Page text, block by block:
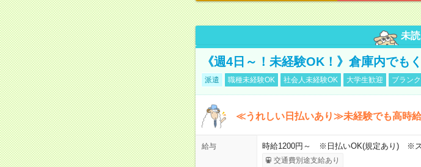
未読
《週4日～！未経験OK！》倉庫内でも
派遣 職種未経験OK 社会人未経験OK 大学生歓迎 ブラン
≪うれしい日払いあり≫未経験でも高時
給与 時給1200円～ ※日払いOK(規定あり) ※ス
交通費別途支給あり